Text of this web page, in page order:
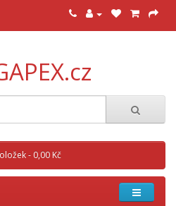
- 0,00 Kč